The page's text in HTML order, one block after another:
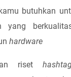
butuhkan
yang
hardware
riset